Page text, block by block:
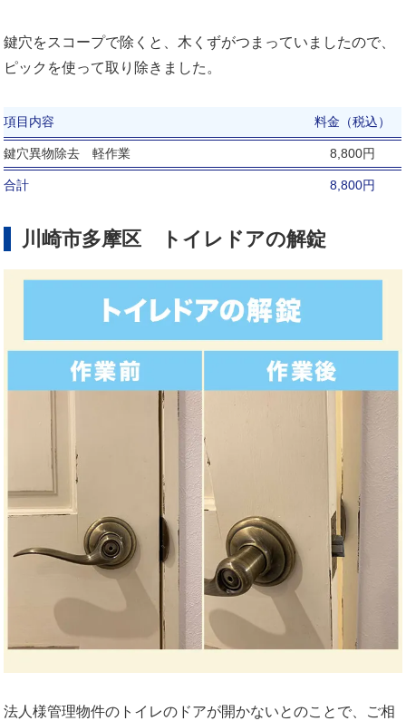
鍵穴をスコープで除くと、木くずがつまっていましたので、
ピックを使って取り除きました。
項目内容 料金（税込）
鍵穴異物除去 軽作業 8,800円
合計 8,800円
川崎市多摩区 トイレドアの解錠
法人様管理物件のトイレのドアが開かないとのことで、ご相